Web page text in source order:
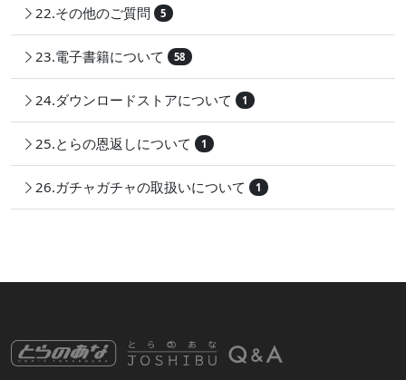
22.その他のご質問 5
23.電子書籍について 58
24.ダウンロードストアについて 1
25.とらの恩返しについて 1
26.ガチャガチャの取扱いについて 1